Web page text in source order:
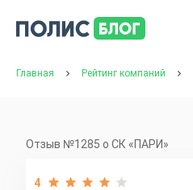
Главная Рейтинг компаний
Отзыв №1285 о СК «ПАРИ»
4